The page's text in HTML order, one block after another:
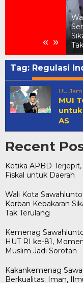
« »
Daerah
Tag: Regulasi
UU
MUI
AS
Recent
Ketika APBD
Fiskal untuk Daerah
Wali Kota
Korban Kebakaran
Tak Terulang
Kemenag
HUT RI ke-81,
Muslim Jadi Sorotan
Kakankemenag
Berkualitas: Iman,